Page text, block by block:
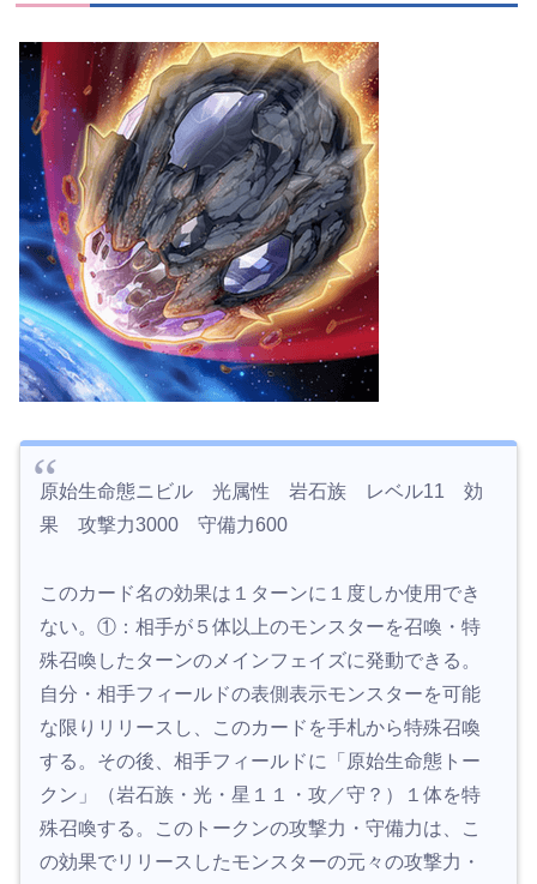
原始生命態ニビル 光属性 岩石族 レベル11 効
果 攻撃力3000 守備力600
このカード名の効果は１ターンに１度しか使用でき
ない。①：相手が５体以上のモンスターを召喚・特
殊召喚したターンのメインフェイズに発動できる。
自分・相手フィールドの表側表示モンスターを可能
な限りリリースし、このカードを手札から特殊召喚
する。その後、相手フィールドに「原始生命態トー
クン」（岩石族・光・星１１・攻／守？）１体を特
殊召喚する。このトークンの攻撃力・守備力は、こ
の効果でリリースしたモンスターの元々の攻撃力・